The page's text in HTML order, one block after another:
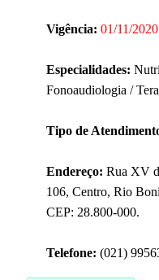
Vigência: 01/11/2020
Especialidades:
Fonoaudiologia /
Tipo de
Endereço: Rua XV
106, Centro, Rio
CEP: 28.800-000.
Telefone: (021)